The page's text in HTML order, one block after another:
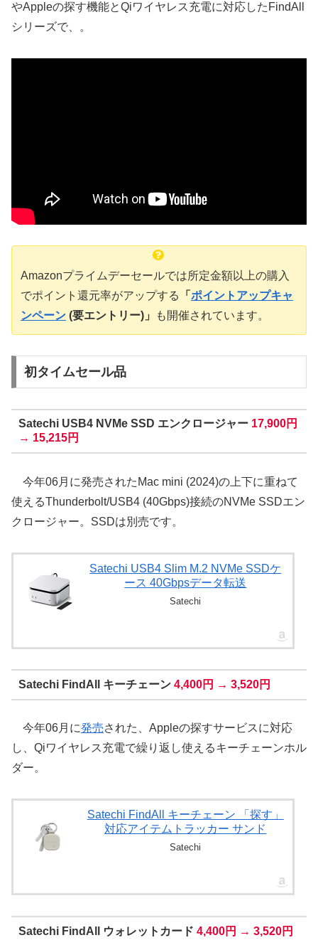
やAppleの探す機能とQiワイヤレス充電に対応したFindAll
シリーズで、。
Amazonプライムデーセールでは所定金額以上の購入
でポイント還元率がアップする
「 ポイントアップキャ
ンペーン (要エントリー)」 も開催されています。
初タイムセール品
Satechi USB4 NVMe SSD エンクロージャー 17,900円
→ 15,215円
今年06月に発売されたMac mini (2024)の上下に重ねて
使えるThunderbolt/USB4 (40Gbps)接続のNVMe SSDエン
クロージャー。SSDは別売です。
Satechi USB4 Slim M.2 NVMe SSDケ
ース 40Gbpsデータ転送
Satechi
Satechi FindAll キーチェーン 4,400円 → 3,520円
今年06月に発売された、Appleの探すサービスに対応
し、Qiワイヤレス充電で繰り返し使えるキーチェーンホル
ダー。
Satechi FindAll キーチェーン 「探す」
対応アイテムトラッカー サンド
Satechi
Satechi FindAll ウォレットカード 4,400円 → 3,520円